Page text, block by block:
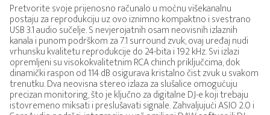
Pretvorite svoje prijenosno računalo u moćnu višekanalnu
postaju za reprodukciju uz ovo iznimno kompaktno i svestrano
USB 3.1 audio sučelje. S nevjerojatnih osam neovisnih izlaznih
kanala i punom podrškom za 7.1 surround zvuk, ovaj uređaj nudi
vrhunsku kvalitetu reprodukcije do 24-bita i 192 kHz. Svi izlazi
opremljeni su visokokvalitetnim RCA chinch priključcima, dok
dinamički raspon od 114 dB osigurava kristalno čist zvuk u svakom
trenutku. Dva neovisna stereo izlaza za slušalice omogućuju
precizan monitoring, što je ključno za digitalne DJ-e koji trebaju
istovremeno miksati i preslušavati signale. Zahvaljujući ASIO 2.0 i